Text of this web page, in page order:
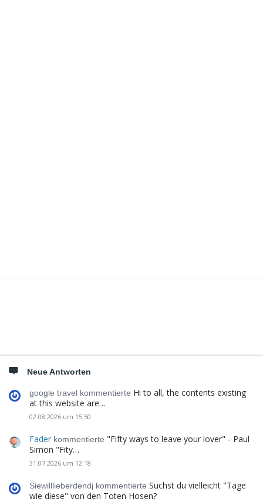
Neue Antworten
google travel kommentierte Hi to all, the contents existing
at this website are…
02.08.2026 um 15:50
Fader kommentierte "Fifty ways to leave your lover" - Paul
Simon "Fity…
31.07.2026 um 12:18
Siewilllieberdendj kommentierte Suchst du vielleicht "Tage
wie diese" von den Toten Hosen?